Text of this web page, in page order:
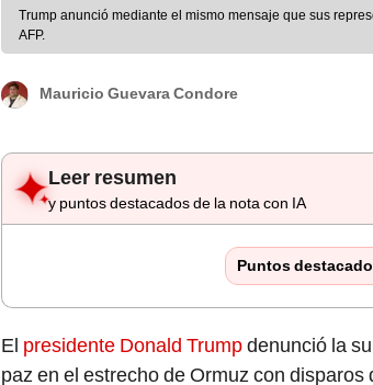
Trump anunció mediante el mismo mensaje que sus
AFP.
Mauricio Guevara Condore
Leer resumen
y puntos destacados de la nota con IA
Puntos
El presidente Donald Trumpdenunció la
paz en el estrecho de Ormuz con